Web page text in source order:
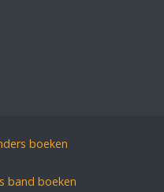
boeken
band boeken